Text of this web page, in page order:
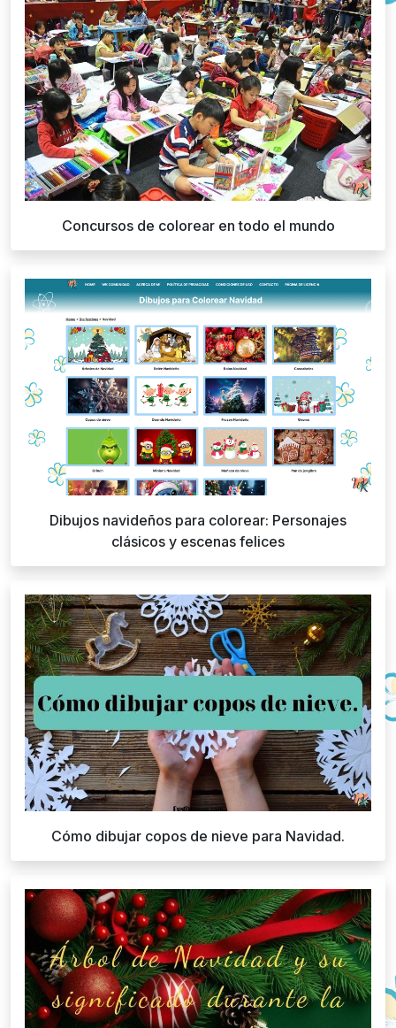
Concursos de colorear en todo el mundo
Dibujos navideños para colorear: Personajes
clásicos y escenas felices
Cómo dibujar copos de nieve para Navidad.